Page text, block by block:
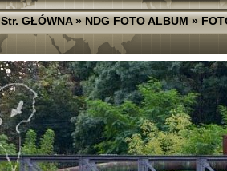
Str. GŁÓWNA»NDG FOTO ALBUM»